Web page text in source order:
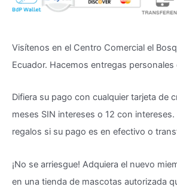
Visítenos en el Centro Comercial el
Ecuador. Hacemos entregas
Difiera su pago con cualquier tarjeta de
meses SIN intereses o 12 con
regalos si su pago es en efectivo o
¡No se arriesgue! Adquiera el nuevo
en una tienda de mascotas autorizada